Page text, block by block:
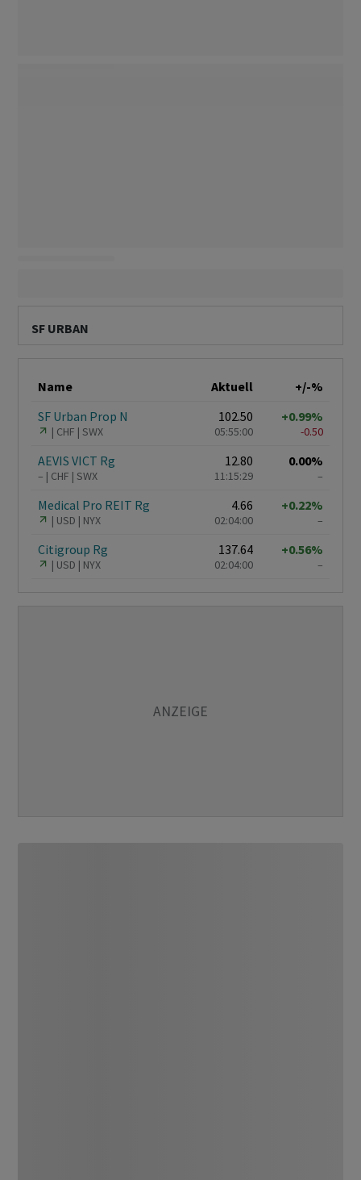
SF URBAN
Name Aktuell
+/-%
SF Urban Prop N
CHF SWX
102.50
05:55:00
+0.99%
-0.50
AEVIS VICT Rg
– CHF SWX
12.80
11:15:29
0.00%
–
Medical Pro REIT Rg
USD NYX
4.66
02:04:00
+0.22%
–
Citigroup Rg
USD NYX
137.64
02:04:00
+0.56%
–